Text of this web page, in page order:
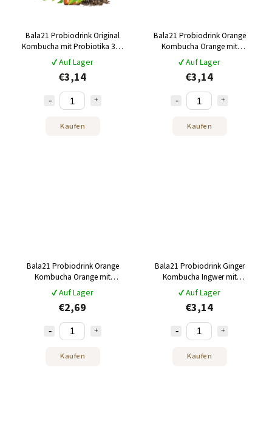
Bala21 Probiodrink Original
Kombucha mit Probiotika 330
ml
✔ Auf Lager
€3,14
Kaufen
Bala21 Probiodrink Orange
Kombucha Orange mit
Probiotika 330 ml
✔ Auf Lager
€3,14
Kaufen
Bala21 Probiodrink Orange
Kombucha Orange mit
Probiotika 250 ml
✔ Auf Lager
€2,69
Kaufen
Bala21 Probiodrink Ginger
Kombucha Ingwer mit
Probiotika 330 ml
✔ Auf Lager
€3,14
Kaufen